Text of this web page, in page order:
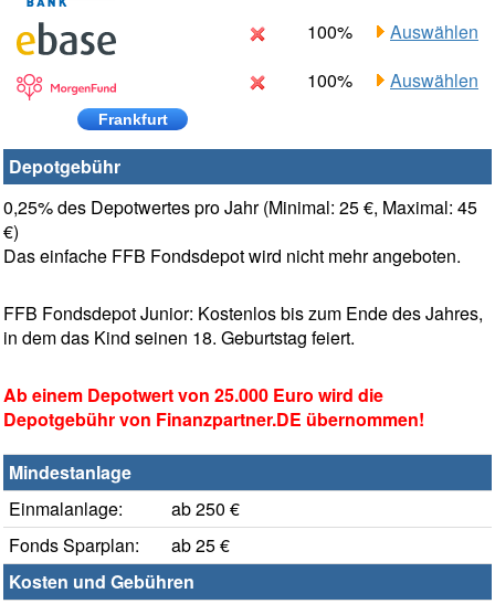
100%
Auswählen
Frankfurt
100% Auswählen
Depotgebühr
0,25% des Depotwertes pro Jahr (Minimal: 25 €, Maximal: 45
€)
Das einfache FFB Fondsdepot wird nicht mehr angeboten.
FFB Fondsdepot Junior: Kostenlos bis zum Ende des Jahres,
in dem das Kind seinen 18. Geburtstag feiert.
Ab einem Depotwert von 25.000 Euro wird die
Depotgebühr von Finanzpartner.DE übernommen!
Mindestanlage
Einmalanlage:
ab 250 €
Fonds Sparplan:
ab 25 €
Kosten und Gebühren